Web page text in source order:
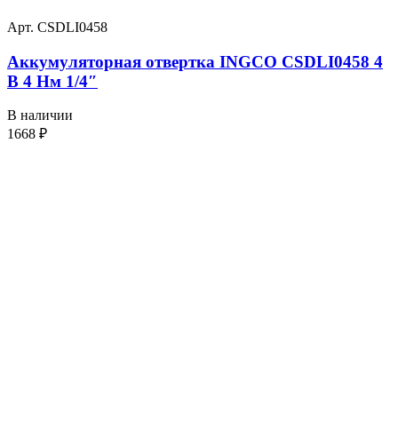
Арт. CSDLI0458
Аккумуляторная отвертка INGCO CSDLI0458 4
В 4 Нм 1/4″
В наличии
1668 ₽